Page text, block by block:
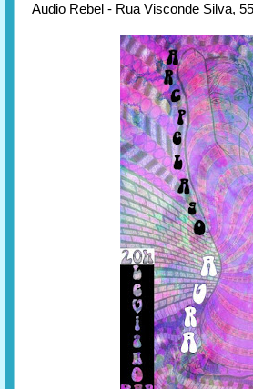
Audio Rebel - Rua Visconde Silva,